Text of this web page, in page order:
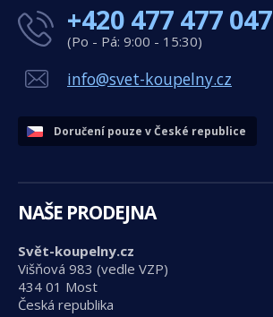
+420 477 477 047
(Po - Pá: 9:00 - 15:30)
info@svet-koupelny.cz
Doručení pouze v České republice
NAŠE PRODEJNA
Svět-koupelny.cz
Višňová 983 (vedle VZP)
434 01 Most
Česká republika